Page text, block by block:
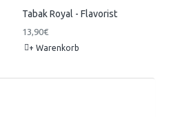
Tabak Royal - Flavorist
13,90€
+ Warenkorb